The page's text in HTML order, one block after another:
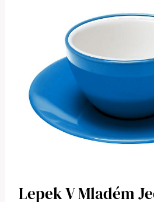
Lepek V Mladém